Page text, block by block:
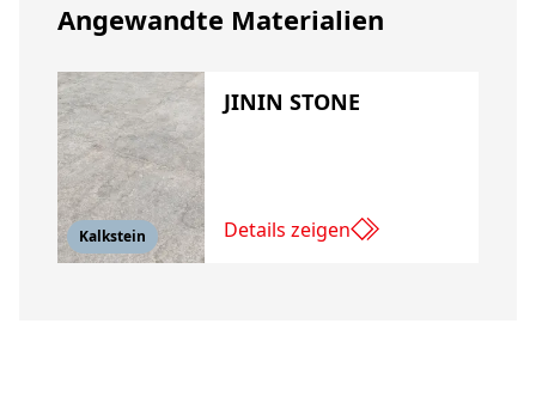
Angewandte Materialien
Kalkstein
JININ STONE
Details zeigen